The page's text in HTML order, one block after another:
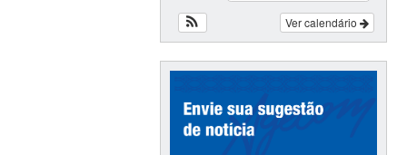
Ver calendário